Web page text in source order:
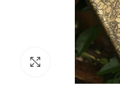
Click to enlarge